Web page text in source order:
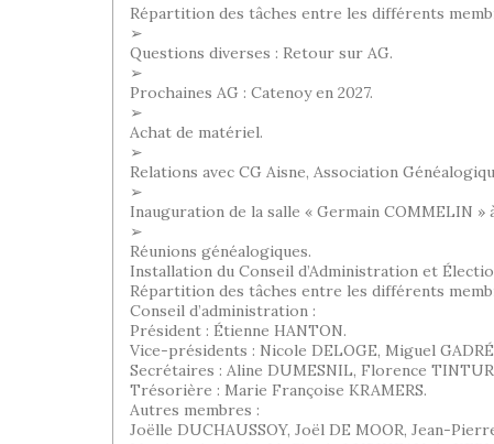
Répartition des tâches entre les différents
➢
Questions diverses : Retour sur AG.
➢
Prochaines AG : Catenoy en 2027.
➢
Achat de matériel.
➢
Relations avec CG Aisne, Association
➢
Inauguration de la salle « Germain COMMELIN »
➢
Réunions généalogiques.
Installation du Conseil d’Administration et
Répartition des tâches entre les différents
Conseil d’administration :
Président : Étienne HANTON.
Vice-présidents : Nicole DELOGE, Miguel
Secrétaires : Aline DUMESNIL, Florence
Trésorière : Marie Françoise KRAMERS.
Autres membres :
Joëlle DUCHAUSSOY, Joël DE MOOR, Jean-